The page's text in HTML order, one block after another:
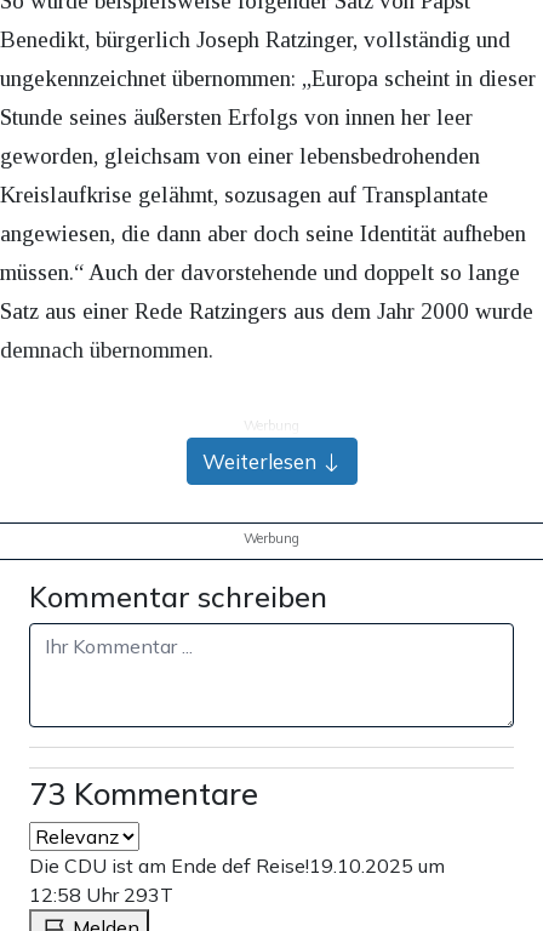
Benedikt, bürgerlich Joseph Ratzinger, vollständig und
ungekennzeichnet übernommen: „Europa scheint in dieser
Stunde seines äußersten Erfolgs von innen her leer
geworden, gleichsam von einer lebensbedrohenden
Kreislaufkrise gelähmt, sozusagen auf Transplantate
angewiesen, die dann aber doch seine Identität aufheben
müssen.“ Auch der davorstehende und doppelt so lange
Satz aus einer Rede Ratzingers aus dem Jahr 2000 wurde
demnach übernommen.
Werbung
Weimer teilte damals derZeit
Publikationen hatten bewusst keinen wissenschaftlichen
Charakter und auch nicht diesen Anspruch“, denn
vielmehr seien die in Rede stehenden Bücher
Weiterlesen
Werbung
Kommentar schreiben
73 Kommentare
Die CDU ist am Ende def Reise!19.10.2025 um
12:58 Uhr 293T